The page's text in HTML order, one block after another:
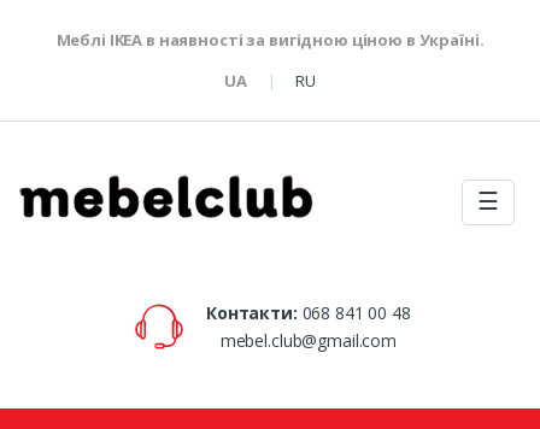
Меблі IKEA в наявності за вигідною ціною в Україні.
UA
RU
☰
Контакти: 068 841 00 48
mebel.club@gmail.com